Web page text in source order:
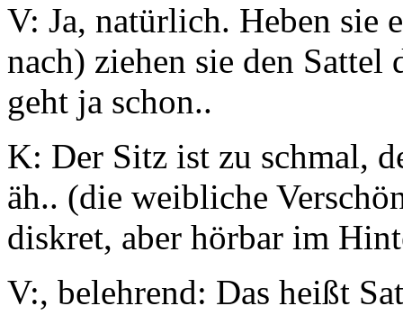
V: Ja, natürlich. Heben sie
nach) ziehen sie den Sattel
geht ja schon..
K: Der Sitz ist zu schmal,
äh.. (die weibliche
diskret, aber hörbar im
V:, belehrend: Das heißt